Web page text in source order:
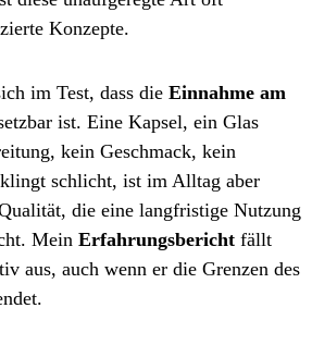
Konzepte.
im Test, dass die Einnahme am
ist. Eine Kapsel, ein Glas
kein Geschmack, kein
schlicht, ist im Alltag aber
die eine langfristige Nutzung
Mein Erfahrungsbericht fällt
aus, auch wenn er die Grenzen des